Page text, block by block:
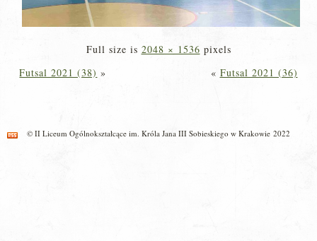
Full size is 2048 × 1536 pixels
Futsal 2021 (38) » « Futsal 2021 (36)
© II Liceum Ogólnokształcące im. Króla Jana III Sobieskiego w Krakowie 2022